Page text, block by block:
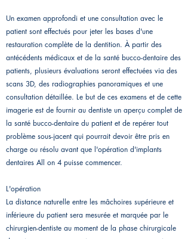
Un examen approfondi et une consultation avec le
patient sont effectués pour jeter les bases d'une
restauration complète de la dentition. À partir des
antécédents médicaux et de la santé bucco-dentaire des
patients, plusieurs évaluations seront effectuées via des
scans 3D, des radiographies panoramiques et une
consultation détaillée. Le but de ces examens et de cette
imagerie est de fournir au dentiste un aperçu complet de
la santé bucco-dentaire du patient et de repérer tout
problème sous-jacent qui pourrait devoir être pris en
charge ou résolu avant que l'opération d'implants
dentaires All on 4 puisse commencer.
L'opération
La distance naturelle entre les mâchoires supérieure et
inférieure du patient sera mesurée et marquée par le
chirurgien-dentiste au moment de la phase chirurgicale